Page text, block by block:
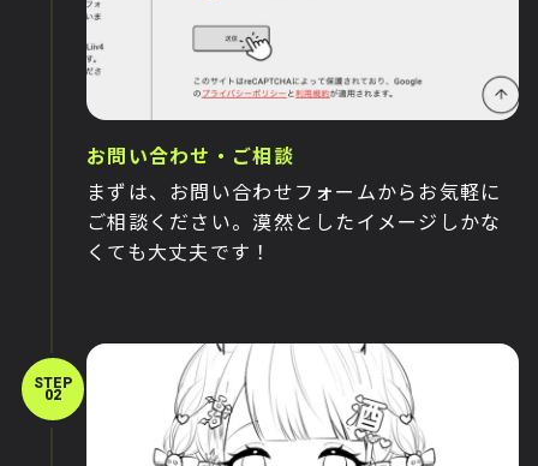
お問い合わせ・ご相談
まずは、お問い合わせフォームからお気軽に
ご相談ください。漠然としたイメージしかな
くても大丈夫です！
STEP
02